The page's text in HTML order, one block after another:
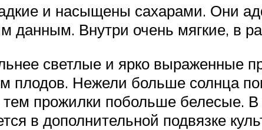
и насыщены сахарами. Они
Внутри очень мягкие, в
светлые и ярко выраженные
плодов. Нежели больше солнца
прожилки побольше белесые. В
в дополнительной подвязке